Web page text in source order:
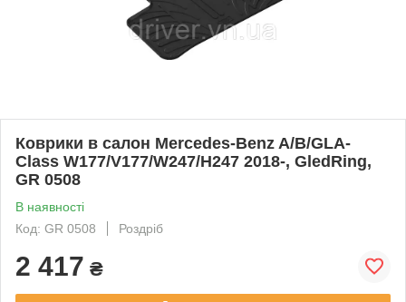
Коврики в салон Mercedes-Benz A/B/GLA-
Class W177/V177/W247/H247 2018-, GledRing,
GR 0508
В наявності
Код: GR 0508
Роздріб
2 417 ₴